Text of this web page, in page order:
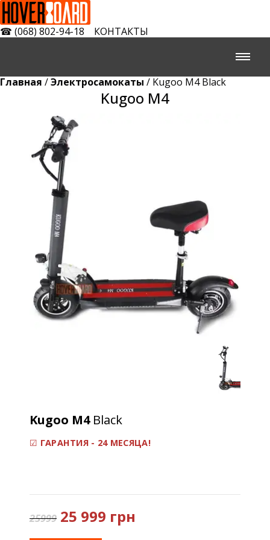
☎ (068) 802-94-18 КОНТАКТЫ
Главная /Электросамокаты / Kugoo M4 Black
Kugoo M4
Kugoo M4 Black
☑ ГАРАНТИЯ - 24 МЕСЯЦА!
25999 25 999 грн